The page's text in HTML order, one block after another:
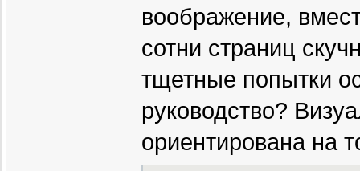
воображение,
сотни страниц
тщетные попытки
руководство?
ориентирована на